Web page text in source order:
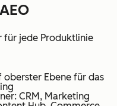
für jede Produktlinie
oberster Ebene für das
CRM, Marketing